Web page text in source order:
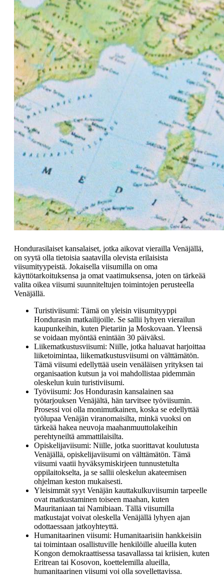
Hondurasilaiset kansalaiset, jotka aikovat vierailla Venäjällä,
on syytä olla tietoisia saatavilla olevista erilaisista
viisumityypeistä. Jokaisella viisumilla on oma
käyttötarkoituksensa ja omat vaatimuksensa, joten on tärkeää
valita oikea viisumi suunniteltujen toimintojen perusteella
Venäjällä.
Turistiviisumi: Tämä on yleisin viisumityyppi
Hondurasin matkailijoille. Se sallii lyhyen vierailun
kaupunkeihin, kuten Pietariin ja Moskovaan. Yleensä
se voidaan myöntää enintään 30 päiväksi.
Liikematkustusviisumi: Niille, jotka haluavat harjoittaa
liiketoimintaa, liikematkustusviisumi on välttämätön.
Tämä viisumi edellyttää usein venäläisen yrityksen tai
organisaation kutsun ja voi mahdollistaa pidemmän
oleskelun kuin turistiviisumi.
Työviisumi: Jos Hondurasin kansalainen saa
työtarjouksen Venäjältä, hän tarvitsee työviisumin.
Prosessi voi olla monimutkainen, koska se edellyttää
työlupaa Venäjän viranomaisilta, minkä vuoksi on
tärkeää hakea neuvoja maahanmuuttolakeihin
perehtyneiltä ammattilaisilta.
Opiskelijaviisumi: Niille, jotka suorittavat koulutusta
Venäjällä, opiskelijaviisumi on välttämätön. Tämä
viisumi vaatii hyväksymiskirjeen tunnustetulta
oppilaitokselta, ja se sallii oleskelun akateemisen
ohjelman keston mukaisesti.
Yleisimmät syyt Venäjän kauttakulkuviisumin tarpeelle
ovat matkustaminen toiseen maahan, kuten
Mauritaniaan tai Namibiaan. Tällä viisumilla
matkustajat voivat oleskella Venäjällä lyhyen ajan
odottaessaan jatkoyhteyttä.
Humanitaarinen viisumi: Humanitaarisiin hankkeisiin
tai toimintaan osallistuville henkilöille alueilla kuten
Kongon demokraattisessa tasavallassa tai kriisien, kuten
Eritrean tai Kosovon, koettelemilla alueilla,
humanitaarinen viisumi voi olla sovellettavissa.